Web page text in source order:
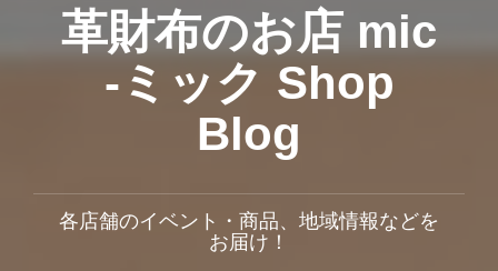
革財布のお店 mic
-ミック Shop
Blog
各店舗のイベント・商品、地域情報などを
お届け！